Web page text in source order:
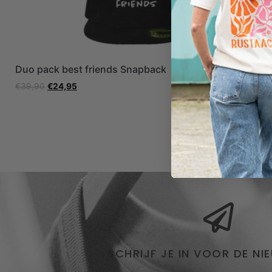
Duo pack best friends Snapback
€39,90 €24,95
Duo pack
49,95 €
SCHRIJF JE IN VOOR DE